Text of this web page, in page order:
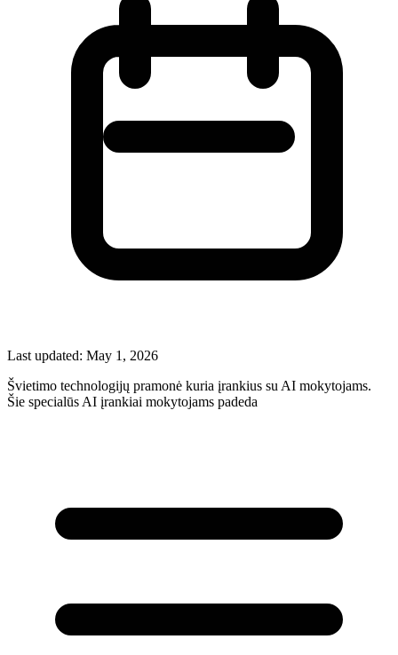
Last updated: May 1, 2026
Švietimo technologijų pramonė kuria įrankius su AI mokytojams.
Šie specialūs AI įrankiai mokytojams padeda